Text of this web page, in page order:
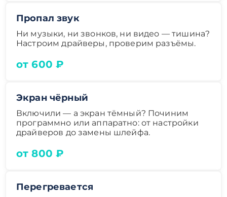
Пропал звук
Ни музыки, ни звонков, ни видео — тишина?
Настроим драйверы, проверим разъёмы.
от 600 ₽
Экран чёрный
Включили — а экран тёмный? Починим
программно или аппаратно: от настройки
драйверов до замены шлейфа.
от 800 ₽
Перегревается